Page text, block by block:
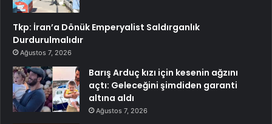
Tkp: İran’a Dönük Emperyalist Saldırganlık
Durdurulmalıdır
Ağustos 7, 2026
Barış Arduç kızı için kesenin ağzını
açtı: Geleceğini şimdiden garanti
altına aldı
Ağustos 7, 2026